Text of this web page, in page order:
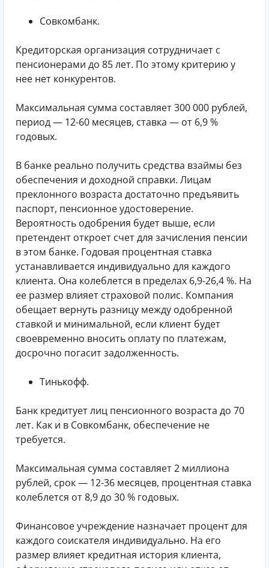
Совкомбанк.
Кредиторская организация сотрудничает с
пенсионерами до 85 лет. По этому критерию у
нее нет конкурентов.
Максимальная сумма составляет 300 000 рублей,
период — 12-60 месяцев, ставка — от 6,9 %
годовых.
В банке реально получить средства взаймы без
обеспечения и доходной справки. Лицам
преклонного возраста достаточно предъявить
паспорт, пенсионное удостоверение.
Вероятность одобрения будет выше, если
претендент откроет счет для зачисления пенсии
в этом банке. Годовая процентная ставка
устанавливается индивидуально для каждого
клиента. Она колеблется в пределах 6,9-26,4 %. На
ее размер влияет страховой полис. Компания
обещает вернуть разницу между одобренной
ставкой и минимальной, если клиент будет
своевременно вносить оплату по платежам,
досрочно погасит задолженность.
Тинькофф.
Банк кредитует лиц пенсионного возраста до 70
лет. Как и в Совкомбанк, обеспечение не
требуется.
Максимальная сумма составляет 2 миллиона
рублей, срок — 12-36 месяцев, процентная ставка
колеблется от 8,9 до 30 % годовых.
Финансовое учреждение назначает процент для
каждого соискателя индивидуально. На его
размер влияет кредитная история клиента,